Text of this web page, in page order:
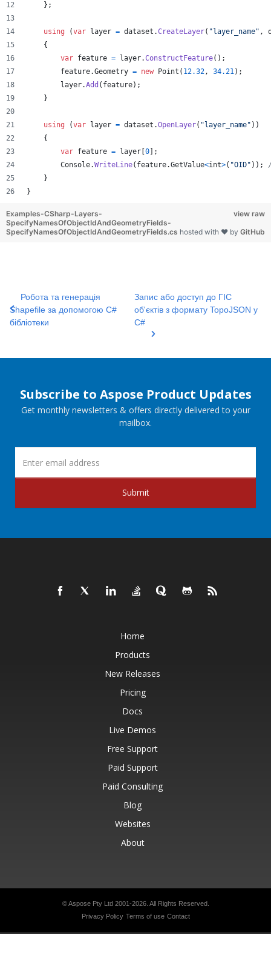
} ;
using (var layer = dataset .CreateLayer( "layer_name" ,
{
var feature = layer.ConstructFeature( ) ;
feature.Geometry = new Point ( 12.32, 34.21) ;
layer.Add ( feature) ;
}
using (var layer = dataset .OpenLayer( "layer_name" ) )
{
var feature = layer 0
;
Console.WriteLine( feature.GetValue<int>( "OID" ) ) ;
}
}
view raw
Examples-CSharp-Layers-
SpecifyNamesOfObjectIdAndGeometryFields-
SpecifyNamesOfObjectIdAndGeometryFields.cs hosted with ❤ by GitHub
Робота та генерація
Shapefile за допомогою C#
бібліотеки
Запис або доступ до ГІС
об'єктів з формату TopoJSON у
C#
Subscribe to Aspose Product Updates
Get monthly newsletters & offers directly delivered to your
mailbox.
Submit
Home
Products
New Releases
Pricing
Docs
Live Demos
Free Support
Paid Support
Paid Consulting
Blog
Websites
About
© Aspose Pty Ltd 2001-2026. All Rights Reserved.
Privacy Policy Terms of use Contact